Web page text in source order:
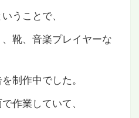
うことで、
靴、音楽プレイヤーな
制作中でした。
作業していて、